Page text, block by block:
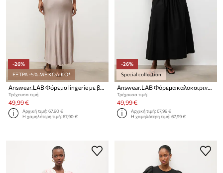
-26%
ΕΞΤΡΑ -5% ΜΕ ΚΩΔΙΚΟ*
Τρέχουσα τιμή:
49,99 €
Αρχική τιμή:67,90 €
Η χαμηλότερη τιμή:67,90 €
-26%
Special collection
Τρέχουσα τιμή:
49,99 €
Αρχική τιμή:67,99 €
Η χαμηλότερη τιμή:67,99 €